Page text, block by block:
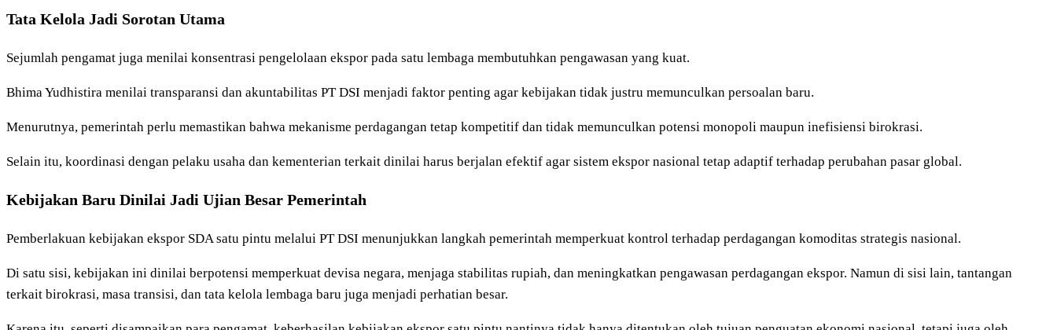
Tata Kelola Jadi Sorotan Utama
Sejumlah pengamat juga menilai konsentrasi pengelolaan ekspor pada satu lembaga membutuhkan pengawasan yang kuat.
Bhima Yudhistira menilai transparansi dan akuntabilitas PT DSI menjadi faktor penting agar kebijakan tidak justru memunculkan persoalan baru.
Menurutnya, pemerintah perlu memastikan bahwa mekanisme perdagangan tetap kompetitif dan tidak memunculkan potensi monopoli maupun inefisiensi birokrasi.
Selain itu, koordinasi dengan pelaku usaha dan kementerian terkait dinilai harus berjalan efektif agar sistem ekspor nasional tetap adaptif terhadap perubahan pasar global.
Kebijakan Baru Dinilai Jadi Ujian Besar Pemerintah
Pemberlakuan kebijakan ekspor SDA satu pintu melalui PT DSI menunjukkan langkah pemerintah memperkuat kontrol terhadap perdagangan komoditas strategis nasional.
Di satu sisi, kebijakan ini dinilai berpotensi memperkuat devisa negara, menjaga stabilitas rupiah, dan meningkatkan pengawasan perdagangan ekspor. Namun di sisi lain, tantangan
terkait birokrasi, masa transisi, dan tata kelola lembaga baru juga menjadi perhatian besar.